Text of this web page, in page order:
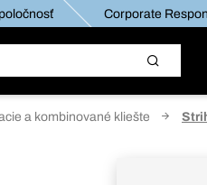
Corporate
a kombinované kliešte